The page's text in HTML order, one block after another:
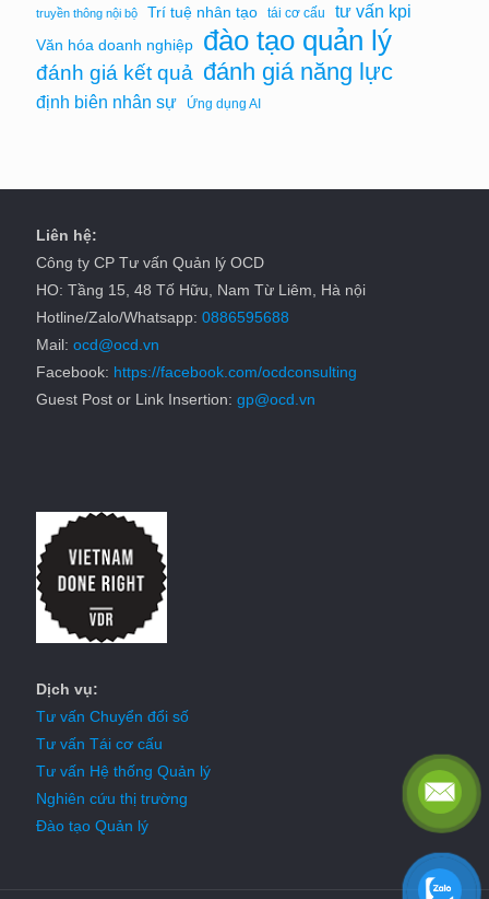
truyền thông nội bộ Trí tuệ nhân tạo tái cơ cấu tư vấn kpi
Văn hóa doanh nghiệp đào tạo quản lý
đánh giá kết quả đánh giá năng lực
định biên nhân sự Ứng dụng AI
Liên hệ:
Công ty CP Tư vấn Quản lý OCD
HO: Tầng 15, 48 Tố Hữu, Nam Từ Liêm, Hà nội
Hotline/Zalo/Whatsapp: 0886595688
Mail: ocd@ocd.vn
Facebook: https://facebook.com/ocdconsulting
Guest Post or Link Insertion: gp@ocd.vn
Dịch vụ:
Tư vấn Chuyển đổi số
Tư vấn Tái cơ cấu
Tư vấn Hệ thống Quản lý
Nghiên cứu thị trường
Đào tạo Quản lý